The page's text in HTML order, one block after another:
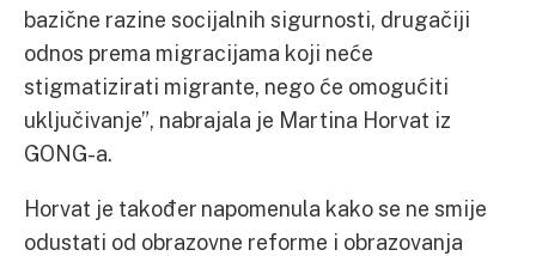
bazične razine socijalnih sigurnosti, drugačiji
odnos prema migracijama koji neće
stigmatizirati migrante, nego će omogućiti
uključivanje”, nabrajala je Martina Horvat iz
GONG-a.
Horvat je također napomenula kako se ne smije
odustati od obrazovne reforme i obrazovanja